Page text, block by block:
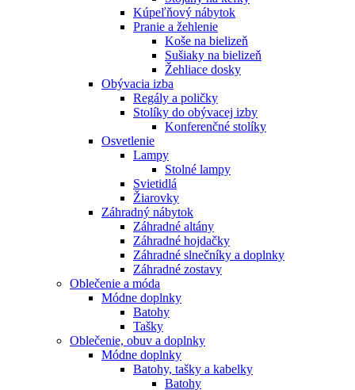
Kúpeľňový nábytok
Pranie a žehlenie
Koše na bielizeň
Sušiaky na bielizeň
Žehliace dosky
Obývacia izba
Regály a poličky
Stolíky do obývacej izby
Konferenčné stolíky
Osvetlenie
Lampy
Stolné lampy
Svietidlá
Žiarovky
Záhradný nábytok
Záhradné altány
Záhradné hojdačky
Záhradné slnečníky a doplnky
Záhradné zostavy
Oblečenie a móda
Módne doplnky
Batohy
Tašky
Oblečenie, obuv a doplnky
Módne doplnky
Batohy, tašky a kabelky
Batohy